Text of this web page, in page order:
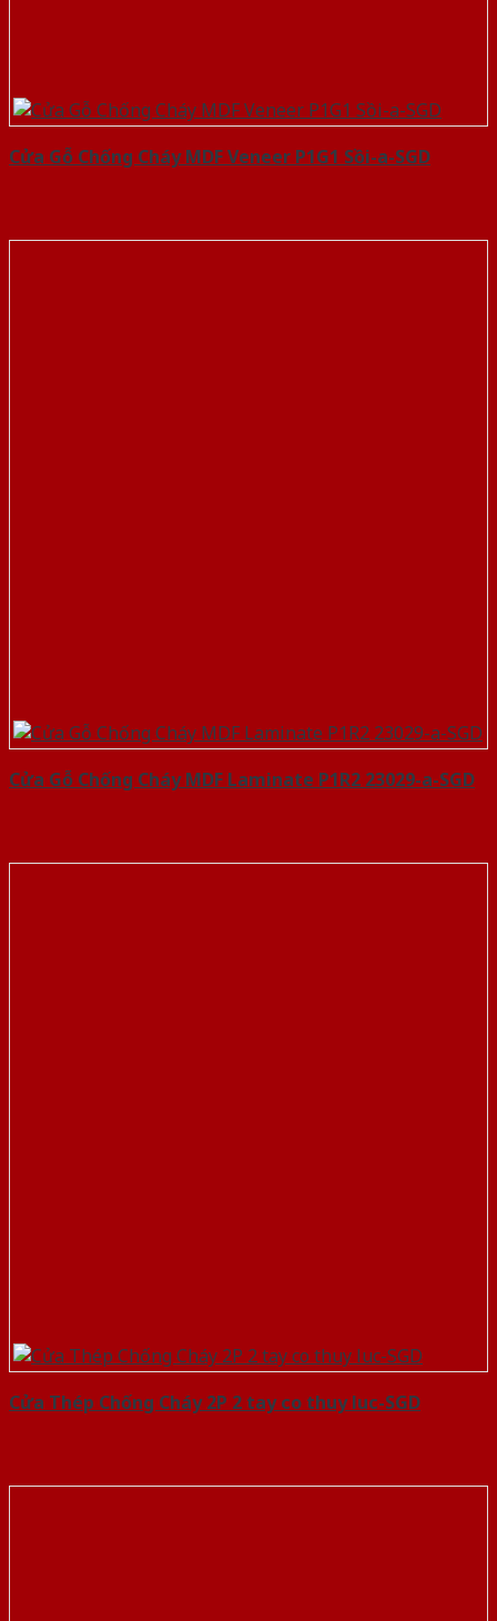
Cửa Gỗ Chống Cháy MDF Veneer P1G1 Sồi-a-SGD
Cửa Gỗ Chống Cháy MDF Laminate P1R2 23029-a-SGD
Cửa Thép Chống Cháy 2P 2 tay co thuy luc-SGD